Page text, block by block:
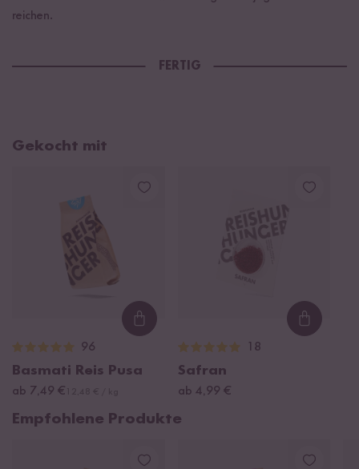
reichen.
FERTIG
Gekocht mit
Loading...
96
Basmati Reis Pusa
ab 7,49 €
18
Safran
ab 4,99 €
Empfohlene Produkte